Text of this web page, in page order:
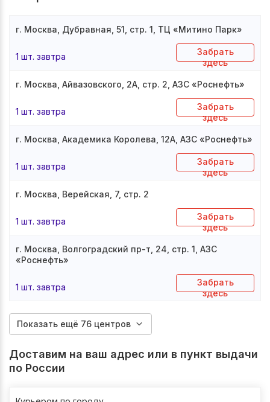
г. Москва, Дубравная, 51, стр. 1, ТЦ «Митино Парк»
1 шт. завтра
Забрать
здесь
г. Москва, Айвазовского, 2А, стр. 2, АЗС «Роснефть»
1 шт. завтра
Забрать
здесь
г. Москва, Академика Королева, 12А, АЗС «Роснефть»
1 шт. завтра
Забрать
здесь
г. Москва, Верейская, 7, стр. 2
1 шт. завтра
Забрать
здесь
г. Москва, Волгоградский пр-т, 24, стр. 1, АЗС
«Роснефть»
1 шт. завтра
Забрать
здесь
Показать ещё 76 центров
Доставим на ваш адрес или в пункт выдачи
по России